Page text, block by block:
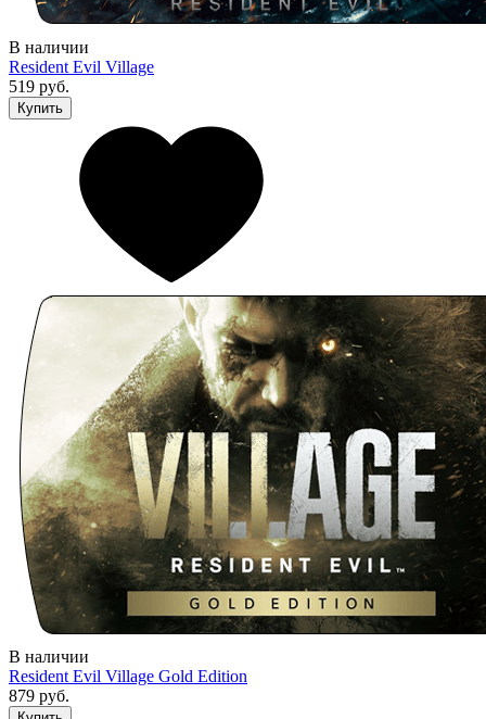
В наличии
Resident Evil Village
519 руб.
Купить
В наличии
Resident Evil Village Gold Edition
879 руб.